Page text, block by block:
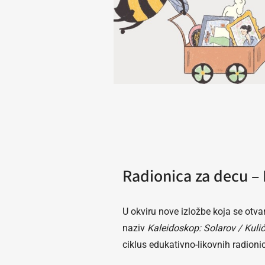
Radionica za decu
U okviru nove izložbe koja se
naziv Kaleidoskop: Solarov /
ciklus edukativno-likovnih